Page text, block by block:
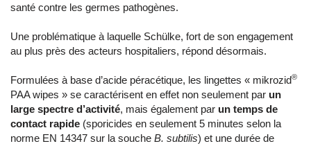
santé contre les germes pathogènes.
Une problématique à laquelle Schülke, fort de son engagement
au plus près des acteurs hospitaliers, répond désormais.
Formulées à base d’acide péracétique, les lingettes « mikrozid®
PAA wipes » se caractérisent en effet non seulement par un
large spectre d’activité, mais également par un temps de
contact rapide (sporicides en seulement 5 minutes selon la
norme EN 14347 sur la souche B. subtilis) et une durée de